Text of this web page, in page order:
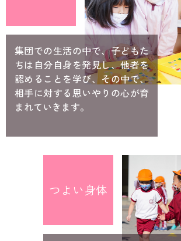
集団での生活の中で、子どもた
ちは自分自身を発見し、他者を
認めることを学び、その中で、
相手に対する思いやりの心が育
まれていきます。
つよい身体